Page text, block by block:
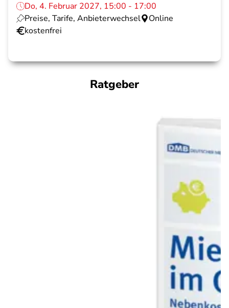
Do, 4. Februar 2027, 15:00 - 17:00
Preise, Tarife, Anbieterwechsel
Online
kostenfrei
Ratgeber